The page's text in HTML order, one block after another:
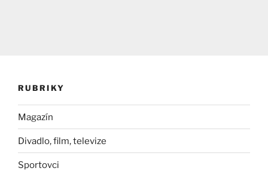
RUBRIKY
Magazín
Divadlo, film, televize
Sportovci